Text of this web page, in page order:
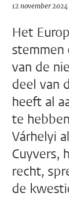
12 november 2024
Het
van de
deel van
heeft al
te
Várhelyi
Cuyvers,
recht,
de